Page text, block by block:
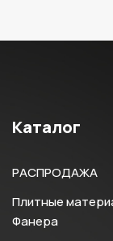
Каталог
РАСПРОДАЖА
Плитные
Фанера